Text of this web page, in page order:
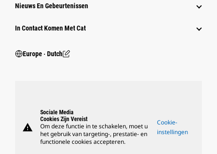
Nieuws En Gebeurtenissen
In Contact Komen Met Cat
Europe ‧ Dutch
warning
Sociale Media
Cookies Zijn Vereist
Om deze functie in te schakelen, moet u
het gebruik van targeting-, prestatie- en
functionele cookies accepteren.
Cookie-
instellingen